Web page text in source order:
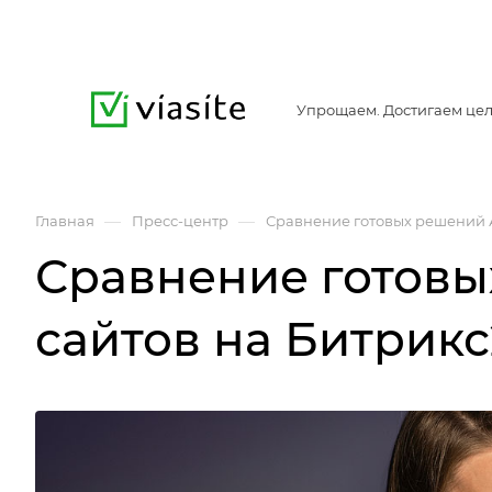
Упрощаем. Достигаем
Главная — Пресс-центр — Сравнение готовых решений
Сравнение
сайтов на